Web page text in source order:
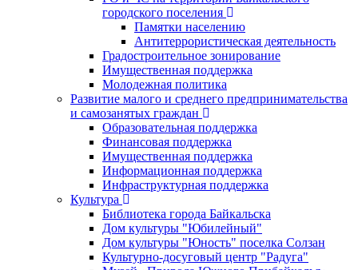
городского поселения
Памятки населению
Антитеррористическая деятельность
Градостроительное зонирование
Имущественная поддержка
Молодежная политика
Развитие малого и среднего предпринимательства
и самозанятых граждан
Образовательная поддержка
Финансовая поддержка
Имущественная поддержка
Информационная поддержка
Инфраструктурная поддержка
Культура
Библиотека города Байкальска
Дом культуры "Юбилейный"
Дом культуры "Юность" поселка Солзан
Культурно-досуговый центр "Радуга"